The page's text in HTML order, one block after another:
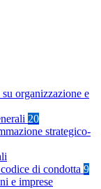
organizzazione e
20
strategico-
di condotta 9
e imprese